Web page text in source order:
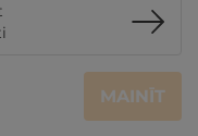
MAINĪT